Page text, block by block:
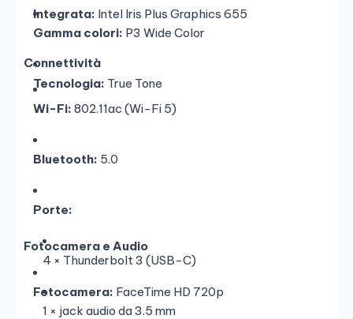
Gamma colori: P3 Wide Color
Tecnologia: True Tone
Integrata: Intel Iris Plus Graphics 655
Connettività
Wi-Fi: 802.11ac (Wi-Fi 5)
Bluetooth: 5.0
Porte:
4 × Thunderbolt 3 (USB-C)
1 × jack audio da 3.5 mm
Fotocamera e Audio
Fotocamera: FaceTime HD 720p